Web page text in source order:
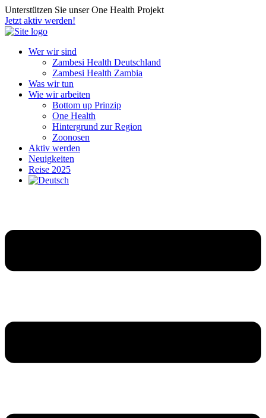
Unterstützen Sie unser One Health Projekt
Jetzt aktiv werden!
Wer wir sind
Zambesi Health Deutschland
Zambesi Health Zambia
Was wir tun
Wie wir arbeiten
Bottom up Prinzip
One Health
Hintergrund zur Region
Zoonosen
Aktiv werden
Neuigkeiten
Reise 2025